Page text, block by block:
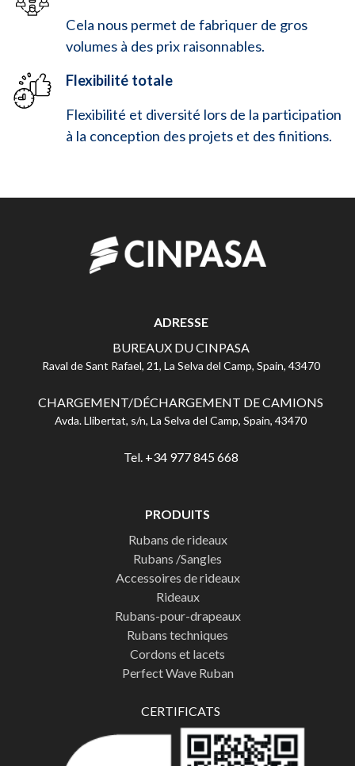
Cela nous permet de fabriquer de gros
volumes à des prix raisonnables.
Flexibilité totale
Flexibilité et diversité lors de la participation
à la conception des projets et des finitions.
ADRESSE
BUREAUX DU CINPASA
Raval de Sant Rafael, 21, La Selva del Camp, Spain, 43470
CHARGEMENT/DÉCHARGEMENT DE CAMIONS
Avda. Llibertat, s/n, La Selva del Camp, Spain, 43470
Tel. +34 977 845 668
PRODUITS
Rubans de rideaux
Rubans /Sangles
Accessoires de rideaux
Rideaux
Rubans-pour-drapeaux
Rubans techniques
Cordons et lacets
Perfect Wave Ruban
CERTIFICATS